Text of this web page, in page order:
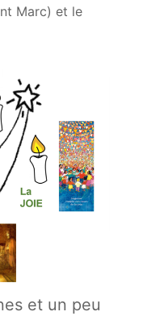
Marc) et le
et un peu